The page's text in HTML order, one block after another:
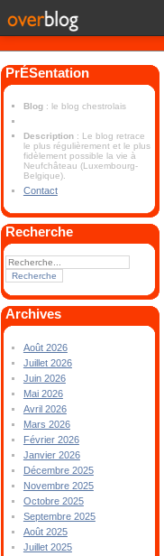
PrÉSentation
Blog : le blog chestrolais
Description : Le blog retrace
le plus régulièrement et le plus
fidèlement possible la vie à
Neufchâteau (Luxembourg-
Belgique).
Contact
Recherche
Archives
Août 2026
Juillet 2026
Juin 2026
Mai 2026
Avril 2026
Mars 2026
Février 2026
Janvier 2026
Décembre 2025
Novembre 2025
Octobre 2025
Septembre 2025
Août 2025
Juillet 2025